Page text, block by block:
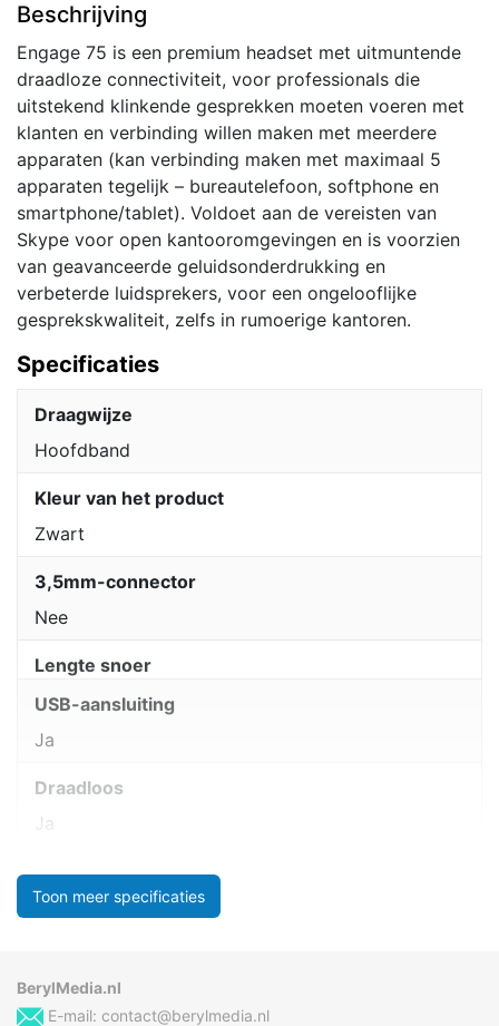
Beschrijving
Engage 75 is een premium headset met uitmuntende
draadloze connectiviteit, voor professionals die
uitstekend klinkende gesprekken moeten voeren met
klanten en verbinding willen maken met meerdere
apparaten (kan verbinding maken met maximaal 5
apparaten tegelijk – bureautelefoon, softphone en
smartphone/tablet). Voldoet aan de vereisten van
Skype voor open kantooromgevingen en is voorzien
van geavanceerde geluidsonderdrukking en
verbeterde luidsprekers, voor een ongelooflijke
gesprekskwaliteit, zelfs in rumoerige kantoren.
Specificaties
Draagwijze
Hoofdband
Kleur van het product
Zwart
3,5mm-connector
Nee
Lengte snoer
USB-aansluiting
Ja
Draadloos
Ja
Toon meer specificaties
BerylMedia.nl
E-mail: contact@berylmedia.nl